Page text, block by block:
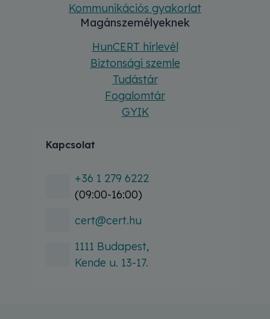
Kommunikációs gyakorlat
Magánszemélyeknek
HunCERT hírlevél
Biztonsági szemle
Tudástár
Fogalomtár
GYIK
Kapcsolat
+36 1 279 6222
(09:00-16:00)
cert@cert.hu
1111 Budapest,
Kende u. 13-17.